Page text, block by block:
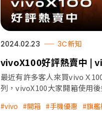
2024.02.23 3C新知
vivoX100好評熱賣中 |
來米可買最優惠
最近有許多客人來買vivoＸ
列，vivoX100大家開箱使用後
篇。
#vivo #開箱 #手機優惠 #旗艦